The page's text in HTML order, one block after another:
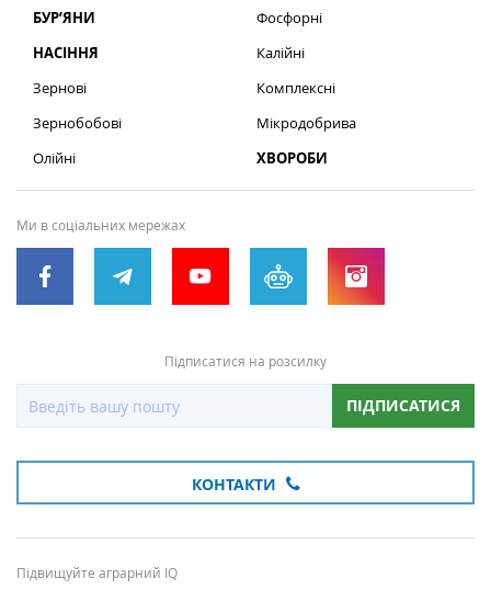
БУР’ЯНИ
НАСІННЯ
Зернові
Зернобобові
Олійні
Фосфорні
Калійні
Комплексні
Мікродобрива
ХВОРОБИ
Ми в соціальних мережах
Підписатися на розсилку
ПІДПИСАТИСЯ
КОНТАКТИ
Підвищуйте аграрний IQ